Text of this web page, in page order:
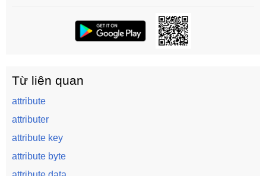
Từ liên quan
attribute
attributer
attribute key
attribute byte